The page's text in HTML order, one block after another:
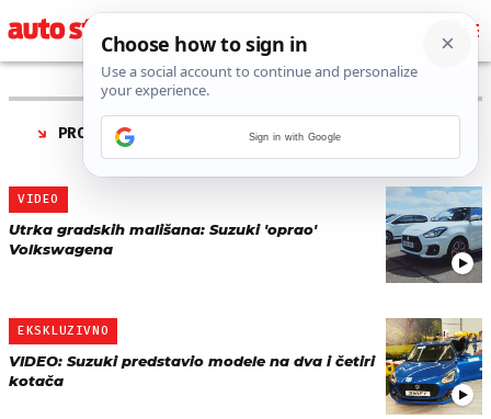
PRONAĐENO 5 REZULTATA ZA TAG “
SPORT”
VIDEO
Utrka gradskih mališana: Suzuki 'oprao'
Volkswagena
EKSKLUZIVNO
VIDEO: Suzuki predstavio modele na dva i četiri
kotača
Sign in with Google